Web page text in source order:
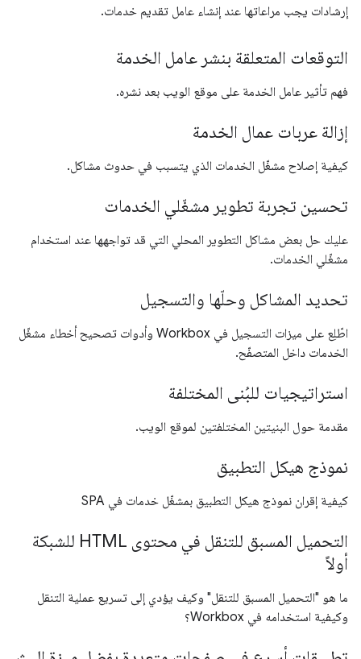
إرشادات يجب مراعاتها عند إنشاء عامل تقديم خدمات.
التوقعات المتعلقة بنشر عامل الخدمة
فهم تأثير عامل الخدمة على موقع الويب بعد نشره.
إزالة عربات عمال الخدمة
كيفية إصلاح مشغّل الخدمات الذي يتسبب في حدوث مشاكل.
تحسين تجربة تطوير مشغّلي الخدمات
عليك حل بعض مشاكل التطوير المحلي التي قد تواجهها عند استخدام
مشغّلي الخدمات.
تحديد المشاكل وحلّها والتسجيل
اطّلِع على ميزات التسجيل في Workbox وأدوات تصحيح أخطاء مشغّل
الخدمات داخل المتصفّح.
استراتيجيات للبُنى المختلفة
مقدمة حول البنيتين المختلفتين لموقع الويب.
نموذج هيكل التطبيق
كيفية إقران نموذج هيكل التطبيق بمشغّل خدمات في SPA
التحميل المسبق للتنقل في محتوى HTML للشبكة
أولاً
ما هو "التحميل المسبق للتنقل" وكيف يؤدي إلى تسريع عملية التنقل
وكيفية استخدامه في Workbox؟